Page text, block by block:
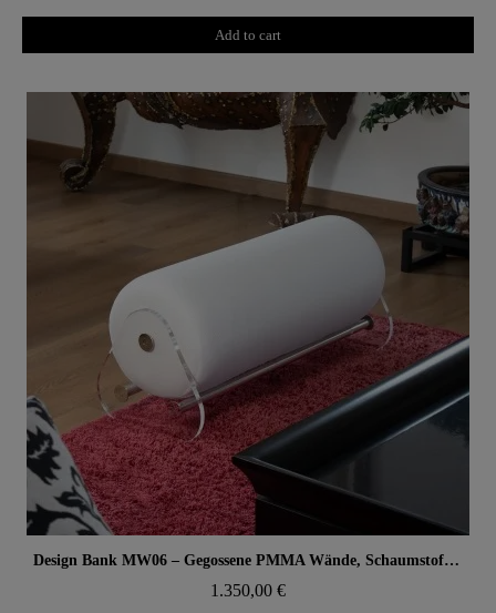
Add to cart
Aperçu rapide Design Bank MW06 – Gegossene PMMA Wände, Schaumstoffsitz
1.350,00 €